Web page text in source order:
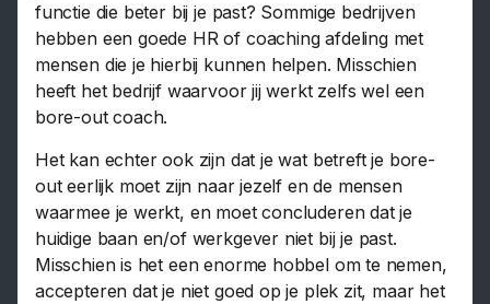
functie die beter bij je past? Sommige bedrijven
hebben een goede HR of coaching afdeling met
mensen die je hierbij kunnen helpen. Misschien
heeft het bedrijf waarvoor jij werkt zelfs wel een
bore-out coach.
Het kan echter ook zijn dat je wat betreft je bore-
out eerlijk moet zijn naar jezelf en de mensen
waarmee je werkt, en moet concluderen dat je
huidige baan en/of werkgever niet bij je past.
Misschien is het een enorme hobbel om te nemen,
accepteren dat je niet goed op je plek zit, maar het